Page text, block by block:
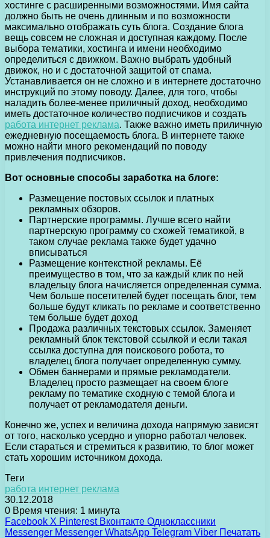
хостинге с расширенными возможностями. Имя сайта
должно быть не очень длинным и по возможности
максимально отображать суть блога. Создание блога
вещь совсем не сложная и доступная каждому. После
выбора тематики, хостинга и имени необходимо
определиться с движком. Важно выбрать удобный
движок, но и с достаточной защитой от спама.
Устанавливается он не сложно и в интернете достаточно
инструкций по этому поводу. Далее, для того, чтобы
наладить более-менее приличный доход, необходимо
иметь достаточное количество подписчиков и создать
работа интернет реклама. Также важно иметь приличную
ежедневную посещаемость блога. В интернете также
можно найти много рекомендаций по поводу
привлечения подписчиков.
Вот основные способы заработка на блоге:
Размещение постовых ссылок и платных
рекламных обзоров.
Партнерские программы. Лучше всего найти
партнерскую программу со схожей тематикой, в
таком случае реклама также будет удачно
вписываться
Размещение контекстной рекламы. Её
преимущество в том, что за каждый клик по ней
владельцу блога начисляется определенная сумма.
Чем больше посетителей будет посещать блог, тем
больше будут кликать по рекламе и соответственно
тем больше будет доход
Продажа различных текстовых ссылок. Заменяет
рекламный блок текстовой ссылкой и если такая
ссылка доступна для поискового робота, то
владелец блога получает определенную сумму.
Обмен баннерами и прямые рекламодатели.
Владелец просто размещает на своем блоге
рекламу по тематике сходную с темой блога и
получает от рекламодателя деньги.
Конечно же, успех и величина дохода напрямую зависят
от того, насколько усердно и упорно работал человек.
Если стараться и стремиться к развитию, то блог может
стать хорошим источником дохода.
Теги
работа интернет реклама
30.12.2018
0 Время чтения: 1 минута
Facebook X Pinterest Вконтакте Одноклассники
Messenger Messenger WhatsApp Telegram Viber Печатать